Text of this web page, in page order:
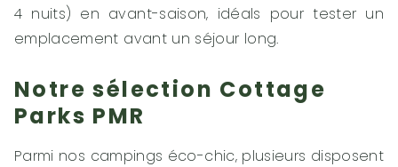
4 nuits) en avant-saison, idéals pour tester un
emplacement avant un séjour long.
Notre sélection Cottage
Parks PMR
Parmi nos campings éco-chic, plusieurs disposent